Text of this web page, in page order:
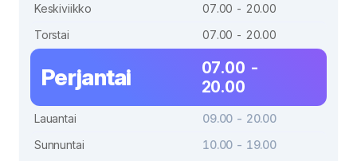
Keskiviikko
07.00 - 20.00
Torstai
07.00 - 20.00
Perjantai
07.00 -
20.00
Lauantai
09.00 - 20.00
Sunnuntai
10.00 - 19.00